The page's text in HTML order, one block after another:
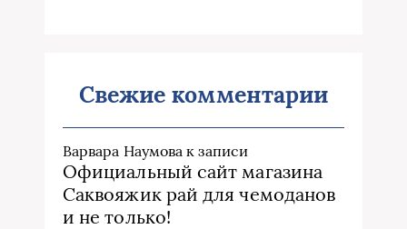
Свежие комментарии
Варвара Наумова к записи
Официальный сайт магазина
Саквояжик рай для чемоданов
и не только!